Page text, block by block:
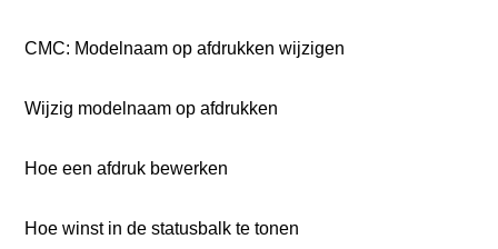
CMC: Modelnaam op afdrukken wijzigen
Wijzig modelnaam op afdrukken
Hoe een afdruk bewerken
Hoe winst in de statusbalk te tonen